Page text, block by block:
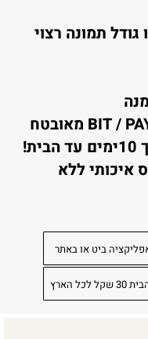
תמונה רצוי
איכותי ללא
ביט או באתר